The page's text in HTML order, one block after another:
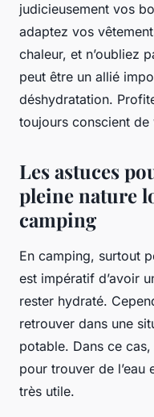
judicieusement vos
adaptez vos
chaleur, et n’oubliez
peut être un allié
déshydratation.
toujours conscient de
Les astuces
pleine nature
camping
En camping, surtout
est impératif d’avoir
rester hydraté.
retrouver dans une
potable. Dans ce
pour trouver de l’eau
très utile.